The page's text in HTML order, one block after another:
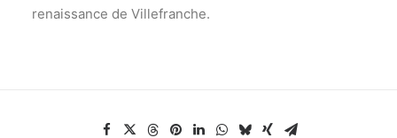
renaissance de Villefranche.